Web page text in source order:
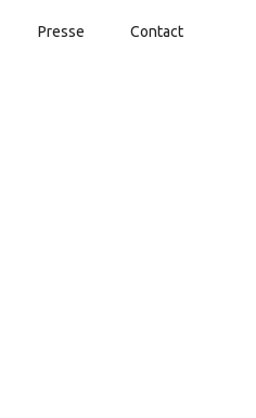
Presse Contact